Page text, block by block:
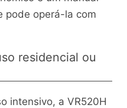
pode operá-la com
residencial ou
intensivo, a VR520H